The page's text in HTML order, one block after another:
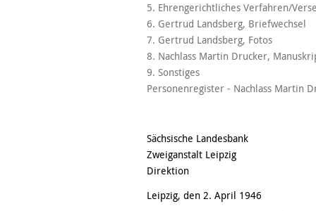
5. Ehrengerichtliches Verfahren/
6. Gertrud Landsberg, Briefwechsel
7. Gertrud Landsberg, Fotos
8. Nachlass Martin Drucker,
9. Sonstiges
Personenregister - Nachlass Martin
Sächsische Landesbank
Zweiganstalt Leipzig
Direktion
Leipzig, den 2. April 1946